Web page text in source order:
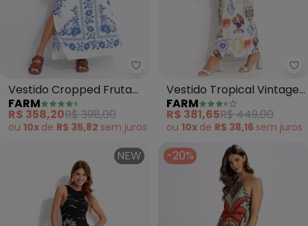
Farm - Vestido Cropped Fruta
Vestido Cropped Fruta
de Verão (Off White)
FARM
R$ 358,20R$ 398,00
ou 10x de R$ 35,82 sem juros
Vestido Tropical Vintage
(Off White)
FARM
R$ 381,65R$ 449,00
ou 10x de R$ 38,16 sem juros
NEW -20%